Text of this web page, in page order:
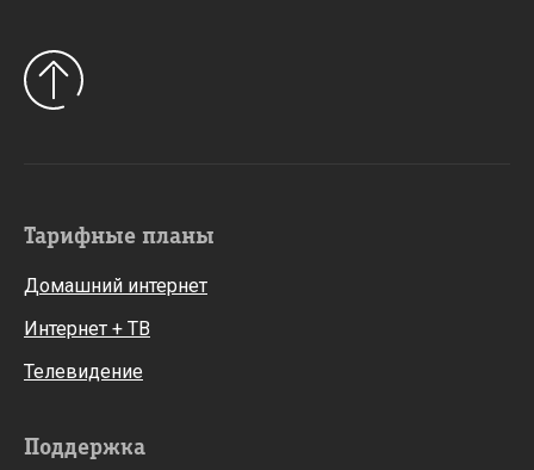
Тарифные планы
Домашний интернет
Интернет + ТВ
Телевидение
Поддержка